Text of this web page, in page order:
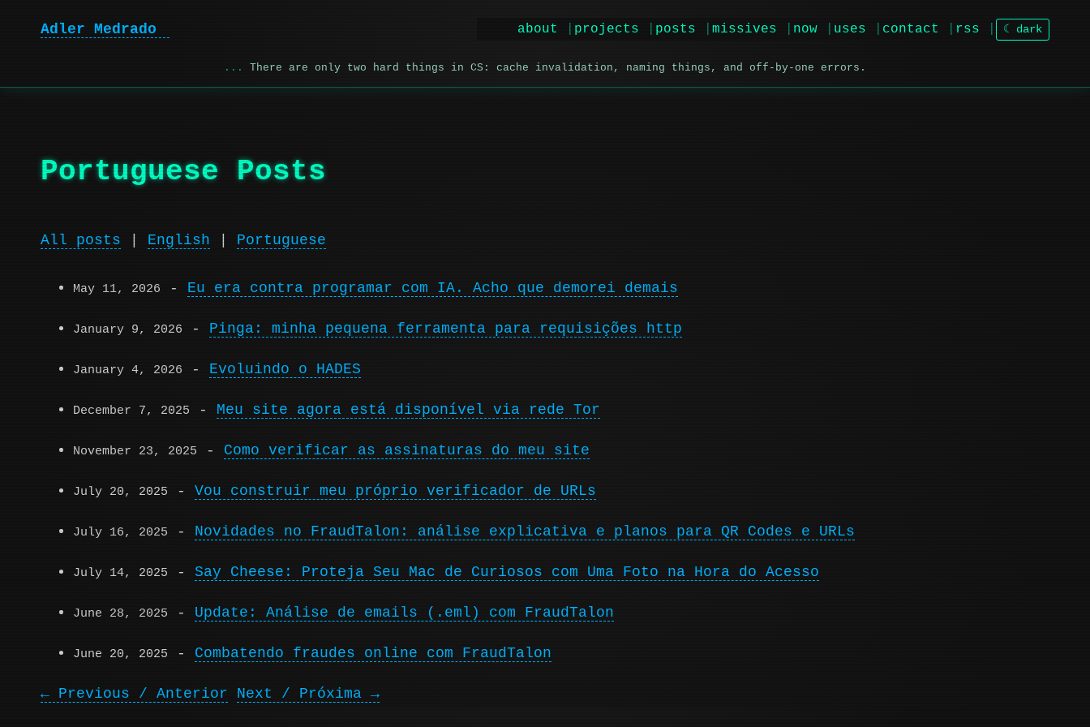
Adler Medrado about projects posts missives now uses contact rss ☾ dark
There are only two hard things in CS: cache invalidation, naming things, and off-by-one errors.
Portuguese Posts
All posts English Portuguese
May 11, 2026 - Eu era contra programar com IA. Acho que demorei demais
January 9, 2026 - Pinga: minha pequena ferramenta para requisições http
January 4, 2026 - Evoluindo o HADES
December 7, 2025 - Meu site agora está disponível via rede Tor
November 23, 2025 - Como verificar as assinaturas do meu site
July 20, 2025 - Vou construir meu próprio verificador de URLs
July 16, 2025 - Novidades no FraudTalon: análise explicativa e planos para QR Codes e URLs
July 14, 2025 - Say Cheese: Proteja Seu Mac de Curiosos com Uma Foto na Hora do Acesso
June 28, 2025 - Update: Análise de emails (.eml) com FraudTalon
June 20, 2025 - Combatendo fraudes online com FraudTalon
← Previous / Anterior Next / Próxima →